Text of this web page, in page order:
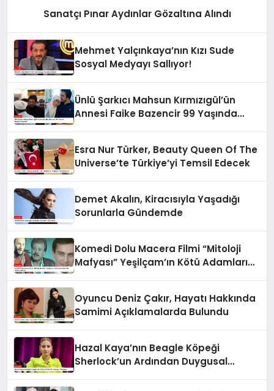
Sanatçı Pınar Aydınlar Gözaltına Alındı
Mehmet Yalçınkaya’nın Kızı Sude
Sosyal Medyayı Sallıyor!
Ünlü Şarkıcı Mahsun Kırmızıgül’ün
Annesi Faike Bazencir 99 Yaşında
Esra Nur Türker, Beauty Queen Of The
Universe’te Türkiye’yi Temsil Edecek
Demet Akalın, Kiracısıyla Yaşadığı
Sorunlarla Gündemde
Komedi Dolu Macera Filmi “Mitoloji
Mafyası” Yeşilçam’ın Kötü Adamlarını
Oyuncu Deniz Çakır, Hayatı Hakkında
Samimi Açıklamalarda Bulundu
Hazal Kaya’nın Beagle Köpeği
Sherlock’un Ardından Duygusal